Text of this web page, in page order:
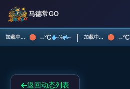
马德常GO
加载中... --°C --% -- | 加载中... --°C
返回动态列表